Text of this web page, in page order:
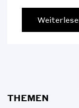
THEMEN